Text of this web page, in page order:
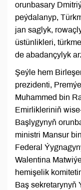
orunbasary
peýdalanyp,
jan saglyk,
üstünlikleri,
de abadançylyk
Şeýle hem
prezidenti,
Muhammed bin
Emirlikleriniň
Başlygynyň
ministri Mansur
Federal
Walentina
hemişelik
Baş sekretarynyň